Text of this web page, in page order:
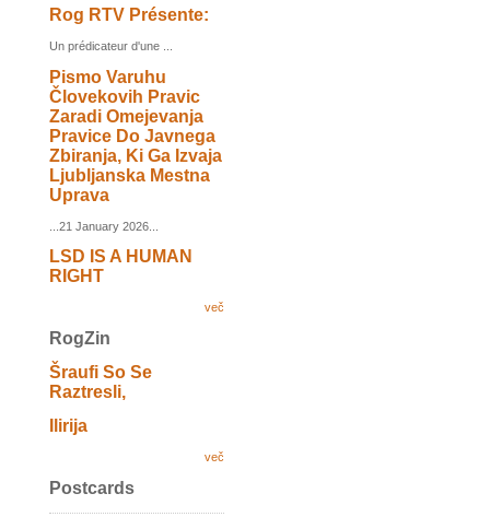
Rog RTV Présente:
Un prédicateur d'une ...
Pismo Varuhu
Človekovih Pravic
Zaradi Omejevanja
Pravice Do Javnega
Zbiranja, Ki Ga Izvaja
Ljubljanska Mestna
Uprava
...21 January 2026...
LSD IS A HUMAN
RIGHT
več
RogZin
Šraufi So Se
Raztresli,
Ilirija
več
Postcards